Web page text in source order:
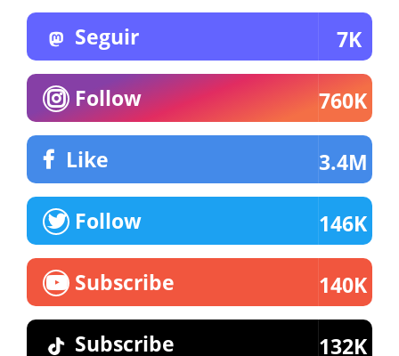
Seguir 7K
Follow 760K
Like 3.4M
Follow 146K
Subscribe 140K
Subscribe 132K